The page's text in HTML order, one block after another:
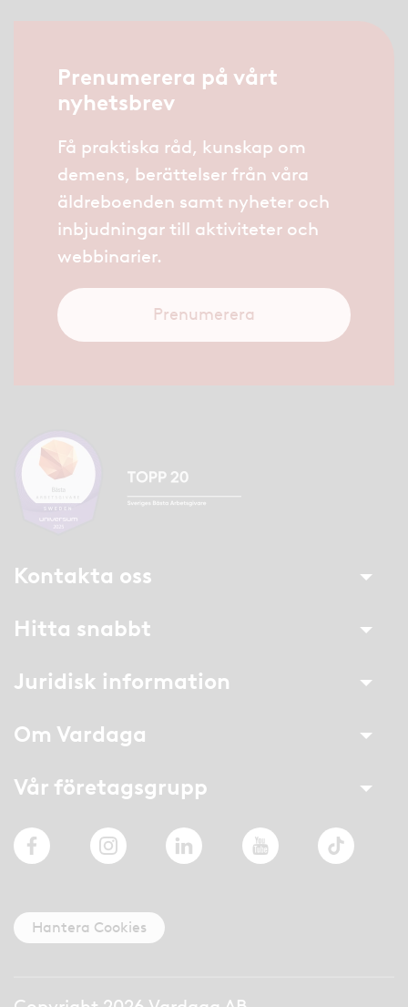
Prenumerera på vårt
nyhetsbrev
Få praktiska råd, kunskap om
demens, berättelser från våra
äldreboenden samt nyheter och
inbjudningar till aktiviteter och
webbinarier.
Prenumerera
Kontakta oss
Hitta snabbt
Juridisk information
Om Vardaga
Vår företagsgrupp
FacebookInstagramLinkedIn YouTube TikTok
Hantera Cookies